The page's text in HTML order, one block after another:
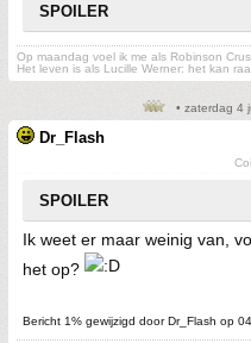
SPOILER
Op maandag voel ik me als Robinson
Het leven is als Lucille Werner: het kan
• zaterdag 4
Dr_Flash
SPOILER
Ik weet er maar weinig van,
het op?
Bericht 1% gewijzigd door Dr_Flash op